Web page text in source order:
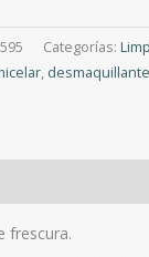
Categorías:
, desmaquillante
frescura.